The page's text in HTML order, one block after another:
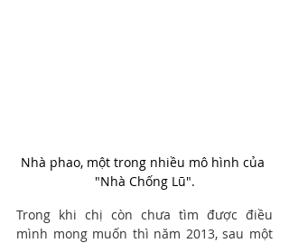
Nhà phao, một trong nhiều mô hình của
"Nhà Chống Lũ".
Trong khi chị còn chưa tìm được điều
mình mong muốn thì năm 2013, sau một